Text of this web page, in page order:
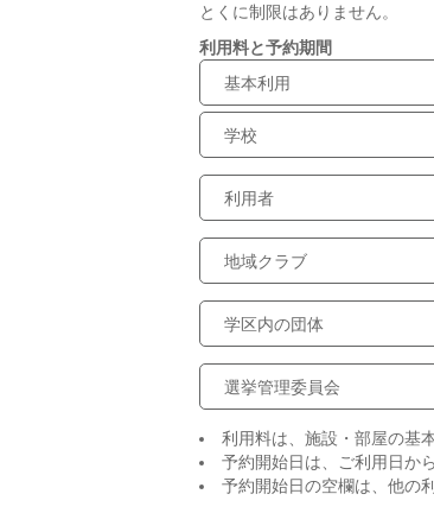
とくに制限はありません。
利用料と予約期間
基本利用
学校
利用者
地域クラブ
学区内の団体
選挙管理委員会
利用料は、施設・部屋の基
予約開始日は、ご利用日か
予約開始日の空欄は、他の